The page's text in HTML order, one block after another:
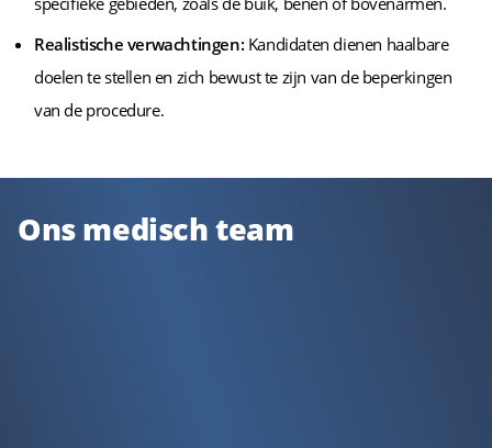
Realistische verwachtingen: Kandidaten dienen haalbare
doelen te stellen en zich bewust te zijn van de beperkingen
van de procedure.
Ons medisch team